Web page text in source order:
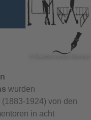
© Goethe-Institut Mumbai
wurden
1924) von den
in acht